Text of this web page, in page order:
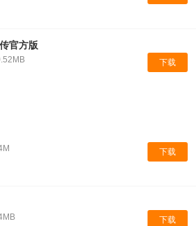
官方版
下载
下载
下载